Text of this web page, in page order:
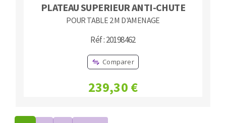
PLATEAU SUPERIEUR ANTI-CHUTE
POUR TABLE 2 M D'AMENAGE
Réf : 20198462
Comparer
239,30 €